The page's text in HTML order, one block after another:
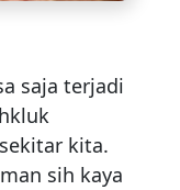
saja terjadi
kita.
sih kaya